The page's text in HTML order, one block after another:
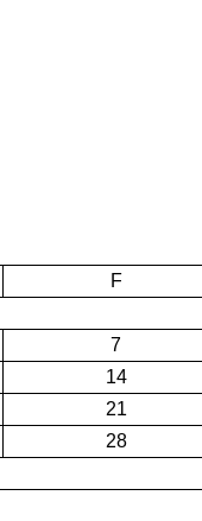
F
7
14
21
28